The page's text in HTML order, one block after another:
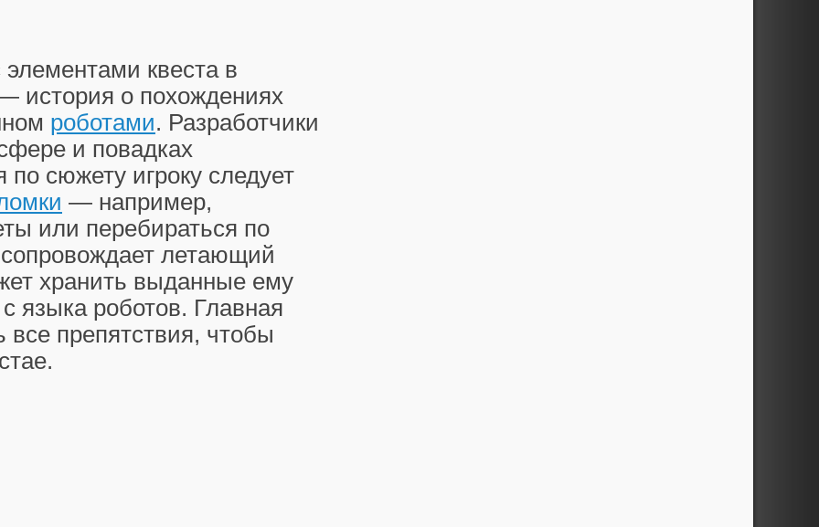
квеста в
история о похождениях
роботами. Разработчики
и повадках
сюжету игроку следует
— например,
или перебираться по
летающий
хранить выданные ему
языка роботов. Главная
препятствия, чтобы